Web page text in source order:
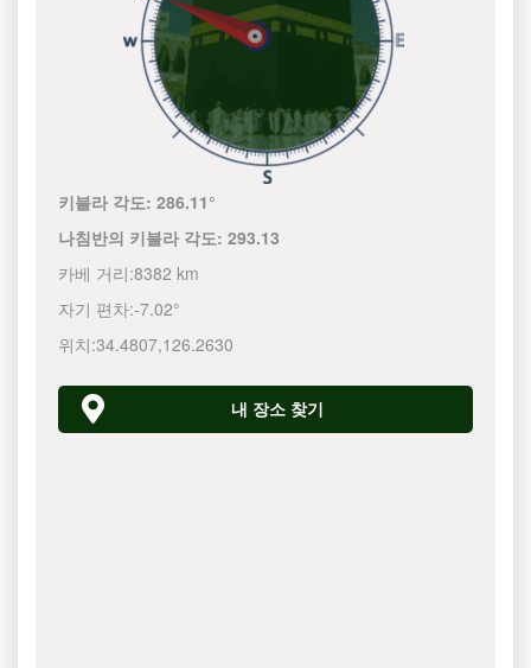
키블라 각도:286.11°
나침반의 키블라 각도:293.13
카베 거리:8382 km
자기 편차:-7.02°
위치:34.4807,126.2630
내 장소 찾기